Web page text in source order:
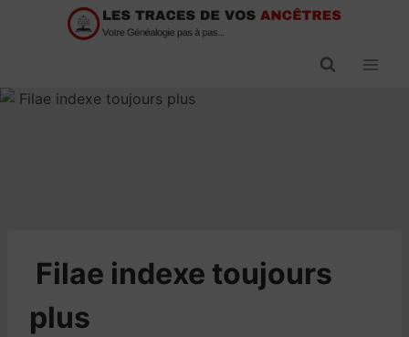
​Filae indexe toujours
plus